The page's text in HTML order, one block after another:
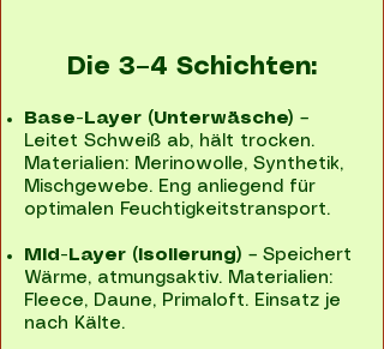
Die 3–4 Schichten:
Base-Layer (Unterwäsche) –
Leitet Schweiß ab, hält trocken.
Materialien: Merinowolle, Synthetik,
Mischgewebe. Eng anliegend für
optimalen Feuchtigkeitstransport.
Mid-Layer (Isolierung) – Speichert
Wärme, atmungsaktiv. Materialien:
Fleece, Daune, Primaloft. Einsatz je
nach Kälte.